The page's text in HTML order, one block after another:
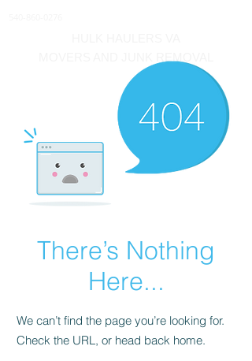
There’s Nothing
Here...
We can’t find the page you’re looking for.
Check the URL, or head back home.